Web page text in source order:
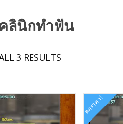
ลินิกทำฟัน
3 RESULTS
ลดราคา!